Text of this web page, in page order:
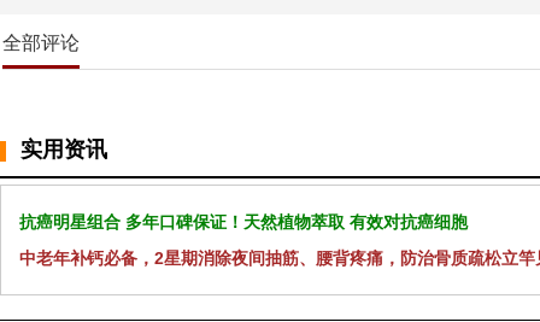
全部评论
实用资讯
抗癌明星组合 多年口碑保证！天然植物萃取 有效对抗癌细胞
中老年补钙必备，2星期消除夜间抽筋、腰背疼痛，防治骨质疏松立竿